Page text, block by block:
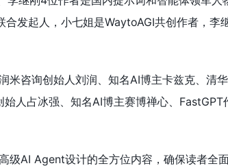
发起人，小七姐是WaytoAGI共创作者，李
米咨询创始人刘润、知名AI博主卡兹克、清
人占冰强、知名AI博主赛博禅心、FastGPT
级AI Agent设计的全方位内容，确保读者全